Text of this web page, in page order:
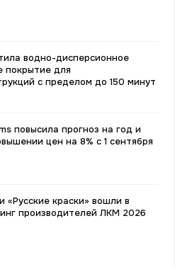
водно-дисперсионное
покрытие для
с пределом до 150 минут
повысила прогноз на год и
цен на 8% с 1 сентября
«Русские краски» вошли в
производителей ЛКМ 2026